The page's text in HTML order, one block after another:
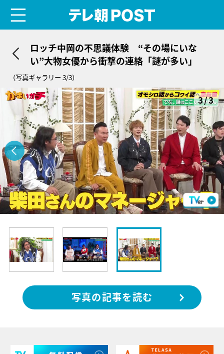
ロッチ中岡の不思議体験 “その場にいな
い”大物女優から衝撃の連絡「謎が多い」
（写真ギャラリー 3/3）
3/3
写真の記事を読む